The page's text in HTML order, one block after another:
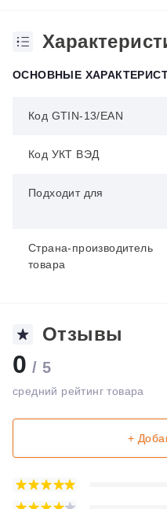
ОСНОВНЫЕ
Код GTIN-13/EAN
Код УКТ ВЭД
Подходит для
Страна-производитель
товара
Отзывы
0 / 5
средний рейтинг товара
+